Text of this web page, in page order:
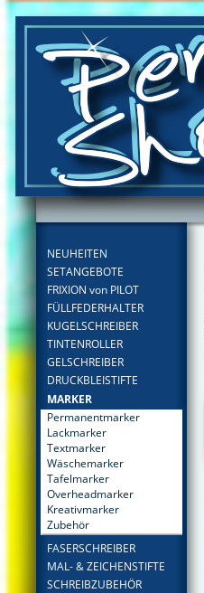
NEUHEITEN
SETANGEBOTE
FRIXION von PILOT
FÜLLFEDERHALTER
KUGELSCHREIBER
TINTENROLLER
GELSCHREIBER
DRUCKBLEISTIFTE
MARKER
Permanentmarker
Lackmarker
Textmarker
Wäschemarker
Tafelmarker
Overheadmarker
Kreativmarker
Zubehör
FASERSCHREIBER
MAL- & ZEICHENSTIFTE
SCHREIBZUBEHÖR
FILTER